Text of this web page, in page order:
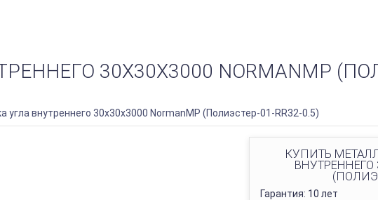
30Х30Х3000 NORMANMP
внутреннего 30х30х3000 NormanMP (Полиэстер-01-RR32-0.5)
КУПИТЬ
ВНУТРЕННЕГО
Гарантия: 10 лет